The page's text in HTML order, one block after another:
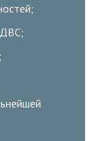
ДВС;